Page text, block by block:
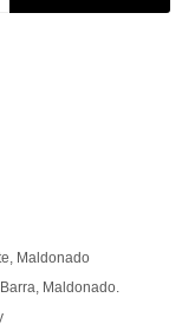
Maldonado
Maldonado.